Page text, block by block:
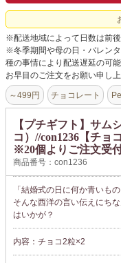
※配送地域によって日数は前後
※冬季期間や母の日・バレン
種の事情により配送遅延の可
お早目のご注文をお願い申し上
～499円 チョコレート
【プチギフト】サム
コ）//con1236【チョ
※20個よりご注文受
商品番号：con1236
「結婚式の日に何か青いも
そんな西洋の言い伝えにち
はいかが？
内容：チョコ2粒×2